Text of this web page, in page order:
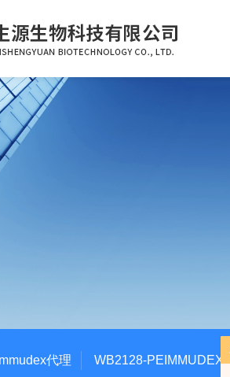
代理 WB2128-PEIMMUDEX